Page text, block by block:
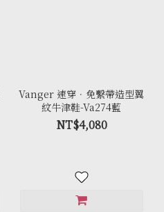
Vanger 速穿．免繫帶造型翼
紋牛津鞋-Va274藍
NT$4,080